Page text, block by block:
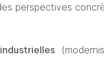
perspectives